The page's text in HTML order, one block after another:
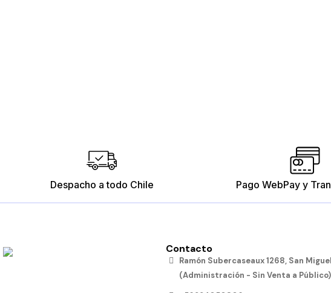
Despacho a todo Chile Pago WebPay y
Contacto
Ramón Subercaseaux 1268, San
(Administración - Sin Venta a Público)